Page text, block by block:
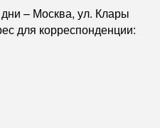
– Москва, ул. Клары
для корреспонденции: